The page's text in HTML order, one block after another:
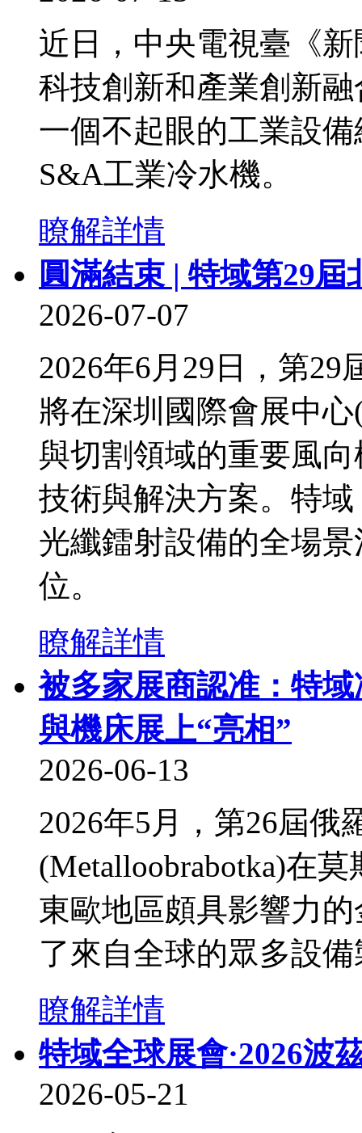
近日，中央電視臺《
科技創新和產業創新
一個不起眼的工業設
S&A工業冷水機。
瞭解詳情
圓滿結束 | 特域第29
2026-07-07
2026年6月29日，第
將在深圳國際會展中
與切割領域的重要風
技術與解決方案。特
光纖鐳射設備的全場
位。
瞭解詳情
被多家展商認准：特
與機床展上“亮相”
2026-06-13
2026年5月，第26屆
(Metalloobrabotka)在
東歐地區頗具影響力
了來自全球的眾多設
瞭解詳情
特域全球展會·2026波
2026-05-21